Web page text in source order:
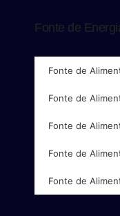
Fonte de
Fonte de
Fonte de
Fonte de
Fonte de
Fonte de